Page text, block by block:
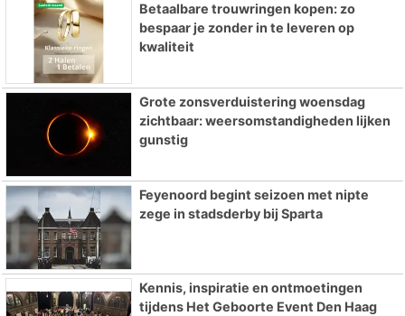
Betaalbare trouwringen kopen: zo
bespaar je zonder in te leveren op
kwaliteit
Grote zonsverduistering woensdag
zichtbaar: weersomstandigheden lijken
gunstig
Feyenoord begint seizoen met nipte
zege in stadsderby bij Sparta
Kennis, inspiratie en ontmoetingen
tijdens Het Geboorte Event Den Haag